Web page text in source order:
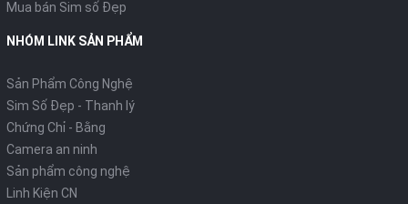
Mua bán Sim số Đẹp
NHÓM LINK SẢN PHẨM
Sản Phẩm Công Nghệ
Sim Số Đẹp - Thanh lý
Chứng Chỉ - Bằng
Camera an ninh
Sản phẩm công nghệ
Linh Kiện CN